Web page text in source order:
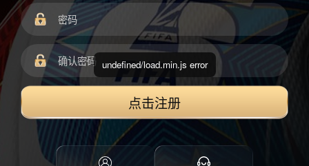
点击注册
undefined/load.min.js error